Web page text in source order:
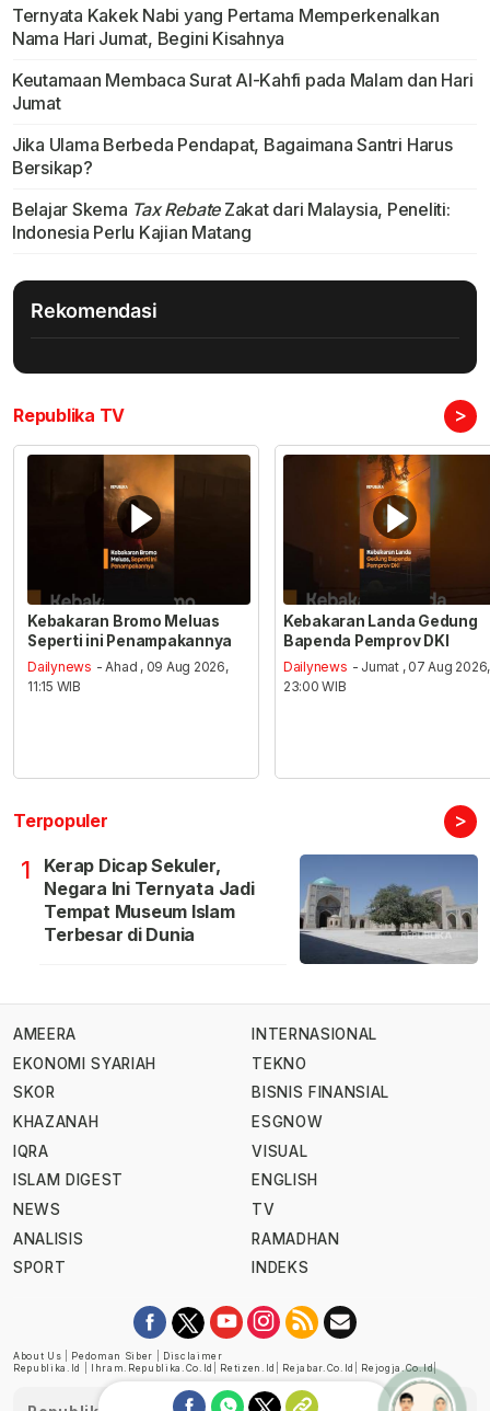
Ternyata Kakek Nabi yang Pertama Memperkenalkan
Nama Hari Jumat, Begini Kisahnya
Keutamaan Membaca Surat Al-Kahfi pada Malam dan Hari
Jumat
Jika Ulama Berbeda Pendapat, Bagaimana Santri Harus
Bersikap?
Belajar Skema Tax RebateZakat dari Malaysia, Peneliti:
Indonesia Perlu Kajian Matang
Rekomendasi
Republika TV >
Kebakaran Bromo Meluas
Seperti ini Penampakannya
Dailynews - Ahad , 09 Aug 2026,
11:15 WIB
Kebakaran Landa Gedung
Bapenda Pemprov DKI
Dailynews - Jumat , 07 Aug 2026,
23:00 WIB
Terpopuler >
1
Kerap Dicap Sekuler,
Negara Ini Ternyata Jadi
Tempat Museum Islam
Terbesar di Dunia
AMEERA
EKONOMI SYARIAH
SKOR
KHAZANAH
IQRA
ISLAM DIGEST
NEWS
ANALISIS
SPORT
INTERNASIONAL
TEKNO
BISNIS FINANSIAL
ESGNOW
VISUAL
ENGLISH
TV
RAMADHAN
INDEKS
About Us Pedoman Siber
Disclaimer
Republika.id
Ihram.republika.co.id Retizen.id Rejabar.co.id Rejogja.co.id|